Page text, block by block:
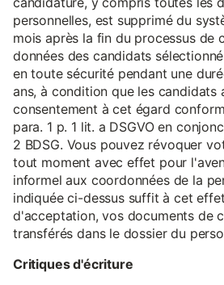
personnelles, est supprimé du
mois après la fin du processus de
données des candidats
en toute sécurité pendant une
ans, à condition que les candidats
consentement à cet égard
para. 1 p. 1 lit. a DSGVO en
2 BDSG. Vous pouvez révoquer
tout moment avec effet pour
informel aux coordonnées de la
indiquée ci-dessus suffit à cet
d'acceptation, vos documents de
transférés dans le dossier du
Critiques d'écriture